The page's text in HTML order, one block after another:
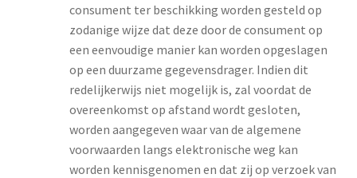
consument ter beschikking worden gesteld op
zodanige wijze dat deze door de consument op
een eenvoudige manier kan worden opgeslagen
op een duurzame gegevensdrager. Indien dit
redelijkerwijs niet mogelijk is, zal voordat de
overeenkomst op afstand wordt gesloten,
worden aangegeven waar van de algemene
voorwaarden langs elektronische weg kan
worden kennisgenomen en dat zij op verzoek van